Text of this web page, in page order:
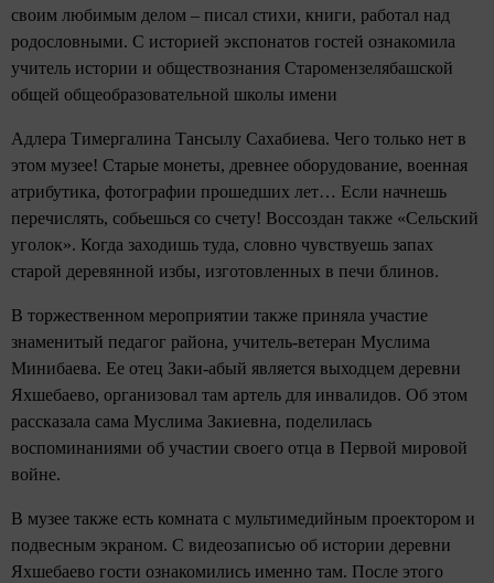
своим любимым делом – писал стихи, книги, работал над
родословными. С историей экспонатов гостей ознакомила
учитель истории и обществознания Старомензелябашской
общей общеобразовательной школы имени
Адлера Тимергалина Тансылу Сахабиева. Чего только нет в
этом музее! Старые монеты, древнее оборудование, военная
атрибутика, фотографии прошедших лет… Если начнешь
перечислять, собьешься со счету! Воссоздан также «Сельский
уголок». Когда заходишь туда, словно чувствуешь запах
старой деревянной избы, изготовленных в печи блинов.
В торжественном мероприятии также приняла участие
знаменитый педагог района, учитель-ветеран Муслима
Минибаева. Ее отец Заки-абый является выходцем деревни
Яхшебаево, организовал там артель для инвалидов. Об этом
рассказала сама Муслима Закиевна, поделилась
воспоминаниями об участии своего отца в Первой мировой
войне.
В музее также есть комната с мультимедийным проектором и
подвесным экраном. С видеозаписью об истории деревни
Яхшебаево гости ознакомились именно там. После этого